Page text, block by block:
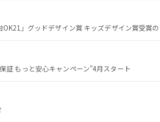
OK21」グッドデザイン賞 キッズデザイン賞受賞
証 もっと安心キャンペーン”4月スタート